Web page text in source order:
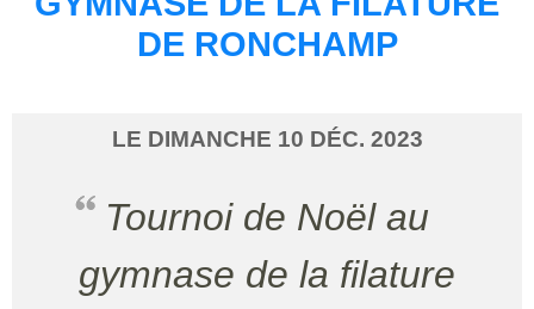
DE RONCHAMP
LE DIMANCHE 10 DÉC. 2023
Tournoi de Noël au
gymnase de la filature